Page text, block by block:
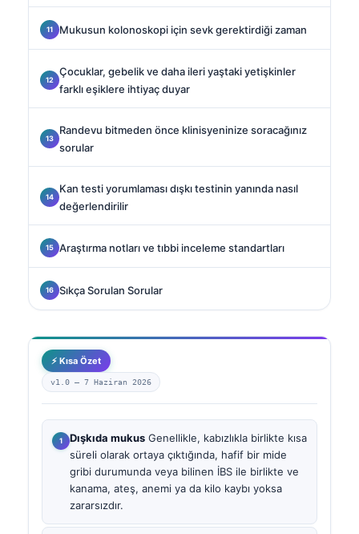
Mukusun kolonoskopi için sevk gerektirdiği zaman
Çocuklar, gebelik ve daha ileri yaştaki yetişkinler
farklı eşiklere ihtiyaç duyar
Randevu bitmeden önce klinisyeninize soracağınız
sorular
Kan testi yorumlaması dışkı testinin yanında nasıl
değerlendirilir
Araştırma notları ve tıbbi inceleme standartları
Sıkça Sorulan Sorular
⚡ Kısa Özet
v1.0 — 7 Haziran 2026
Dışkıda mukus Genellikle, kabızlıkla birlikte kısa
süreli olarak ortaya çıktığında, hafif bir mide
gribi durumunda veya bilinen İBS ile birlikte ve
kanama, ateş, anemi ya da kilo kaybı yoksa
zararsızdır.